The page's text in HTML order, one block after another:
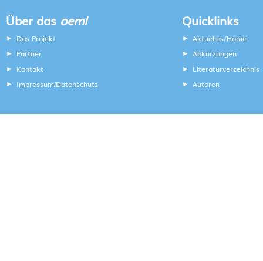
Über das oeml
Das Projekt
Partner
Kontakt
Impressum/Datenschutz
Quicklinks
Aktuelles/Home
Abkürzungen
Literaturverzeichnis
Autoren